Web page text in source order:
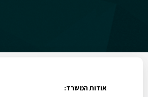
אודות המשרד: